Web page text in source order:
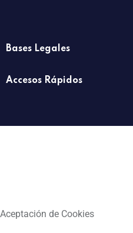
Bases Legales
Accesos Rápidos
Aceptación de Cookies